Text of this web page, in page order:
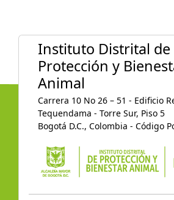
Instituto Distrital de
Protección y
Animal
Carrera 10 No 26 – 51 - Edificio
Tequendama - Torre Sur, Piso 5
Bogotá D.C., Colombia - Código